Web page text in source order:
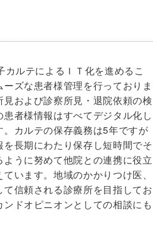
カルテによるＩＴ化を進めるこ
ズな患者様管理を行っておりま
および診察所見・退院依頼の検
者様情報はすべてデジタル化し
。カルテの保存義務は5年ですが
長期にわたり保存し短時間でそ
うに努めて他院との連携に役立
います。地域のかかりつけ医、
信頼される診療所を目指してお
ンドオピニオンとしての相談にも